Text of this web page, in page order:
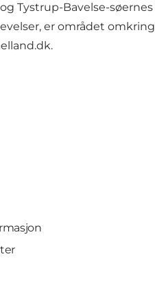
Tystrup-Bavelse-
er området
.